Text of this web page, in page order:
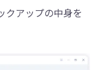
クアップの中身を